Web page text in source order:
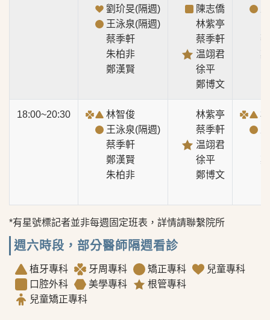
劉玠旻(隔週)
王泳泉(隔週)
蔡季軒
朱柏非
鄭漢賢
陳志僑
林紫亭
蔡季軒
温翊君
徐平
鄭博文
18:00~20:30
林智俊
王泳泉(隔週)
蔡季軒
鄭漢賢
朱柏非
林紫亭
蔡季軒
温翊君
徐平
鄭博文
*有星號標記者並非每週固定班表，詳情請聯繫院所
週六時段，部分醫師隔週看診
植牙專科 牙周專科 矯正專科
兒童專科
口腔外科
美學專科
根管專科
兒童矯正專科